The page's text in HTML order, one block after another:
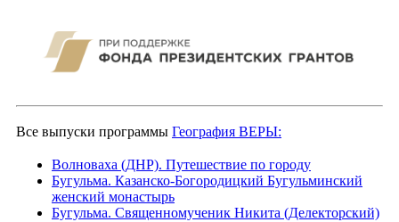
Все выпуски программы География ВЕРЫ:
Волноваха (ДНР). Путешествие по городу
Бугульма. Казанско-Богородицкий Бугульминский
женский монастырь
Бугульма. Священномученик Никита (Делекторский)